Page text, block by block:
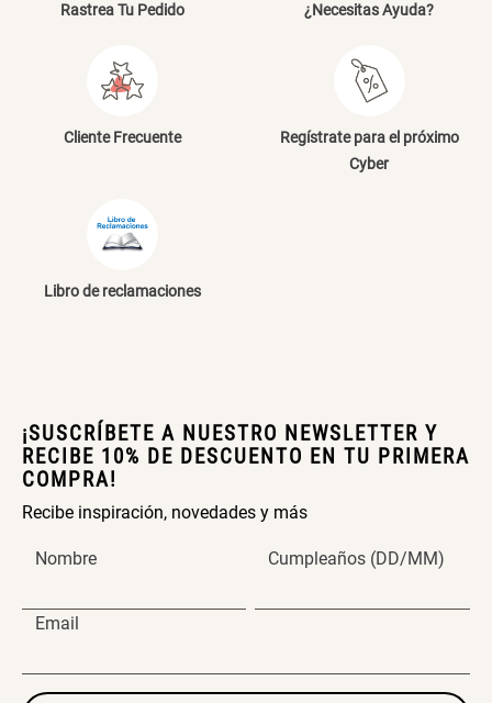
Rastrea Tu Pedido ¿Necesitas Ayuda?
Cliente Frecuente
Regístrate para el próximo
Cyber
Libro de reclamaciones
¡SUSCRÍBETE A NUESTRO NEWSLETTER Y
RECIBE 10% DE DESCUENTO EN TU PRIMERA
COMPRA!
Recibe inspiración, novedades y más
Nombre Cumpleaños (DD/MM)
Email